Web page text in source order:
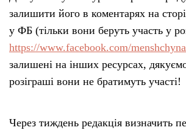
залишити його в коментарях на
у ФБ (тільки вони беруть участь у
https://www.facebook.com/
залишені на інших ресурсах,
розіграші вони не братимуть участі!
Через тиждень редакція визначить